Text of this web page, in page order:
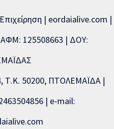
| eordaialive.com |
125508663 | ΔΟΥ:
Τ.Κ. 50200, ΠΤΟΛΕΜΑΪΔΑ |
| e-mail: